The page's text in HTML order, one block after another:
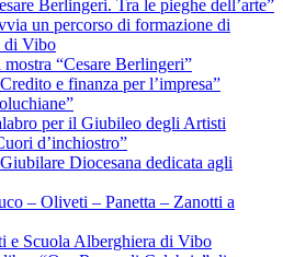
Berlingeri. Tra le pieghe dell’arte”
un percorso di formazione di
di Vibo
“Cesare Berlingeri”
e finanza per l’impresa”
per il Giubileo degli Artisti
d’inchiostro”
Diocesana dedicata agli
– Oliveti – Panetta – Zanotti a
e Scuola Alberghiera di Vibo